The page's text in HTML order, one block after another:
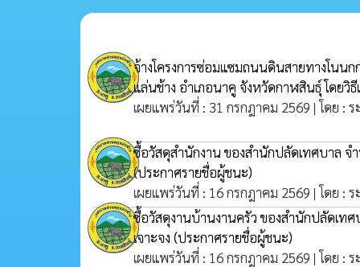
จ้างโครงการซ่อมแซมถนนดินสายทางโน
แล่นช้าง อำเภอนาคู จังหวัดกาฬสินธุ์ โดยวิธี
เผยแพร่วันที่ : 31 กรกฎาคม 2569 | โดย :
ซื้อวัสดุสำนักงาน ของสำนักปลัดเทศบาล จ
(ประกาศรายชื่อผู้ชนะ)
เผยแพร่วันที่ : 16 กรกฎาคม 2569 | โดย :
ซื้อวัสดุงานบ้านงานครัว ของสำนักปลัดเท
เจาะจง (ประกาศรายชื่อผู้ชนะ)
เผยแพร่วันที่ : 16 กรกฎาคม 2569 | โดย :